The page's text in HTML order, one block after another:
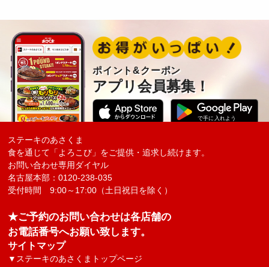
ポイント&クーポン
アプリ会員募集！
ステーキのあさくま
食を通じて「よろこび」をご提供・追求し続けます。
お問い合わせ専用ダイヤル
名古屋本部：0120-238-035
受付時間 9:00～17:00（土日祝日を除く）
★ご予約のお問い合わせは各店舗の
お電話番号へお願い致します。
サイトマップ
▼ ステーキのあさくまトップページ